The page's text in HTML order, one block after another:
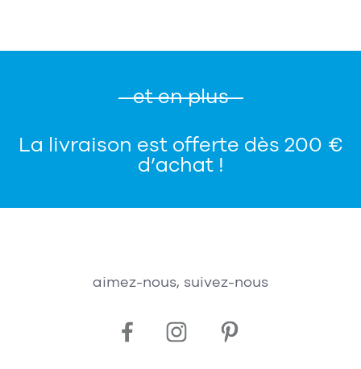
et en plus
La livraison est offerte dès 200 €
d’achat !
aimez-nous, suivez-nous